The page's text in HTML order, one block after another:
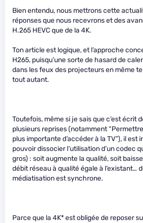
Bien entendu, nous mettrons cette
réponses que nous recevrons et des
H.265 HEVC que de la 4K.
Ton article est logique, et l’approche
H265, puisqu’une sorte de hasard de
dans les feux des projecteurs en même
tout autant.
Toutefois, même si je sais que c’est écrit
plusieurs reprises (notamment
plus importante d’accéder à la TV”), il est
pouvoir dissocier l’utilisation d’un codec
gros) : soit augmente la qualité, soit
débit réseau à qualité égale à l’existant…
médiatisation est synchrone.
Parce que la 4K* est obligée de reposer